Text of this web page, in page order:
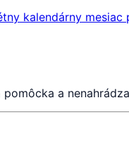
kalendárny
a